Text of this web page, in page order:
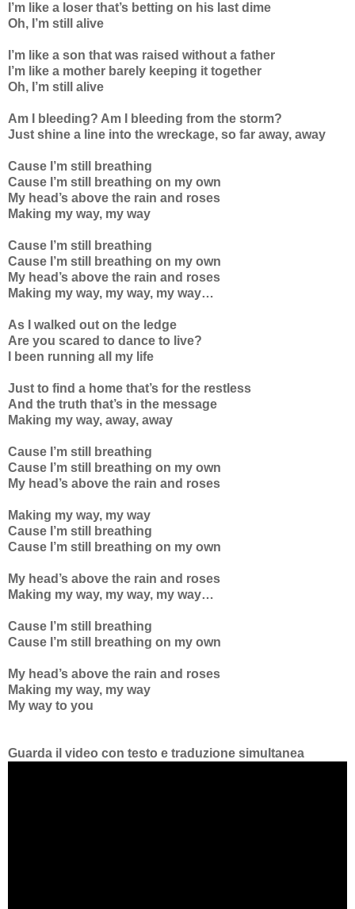
I’m like a loser that’s betting on his last dime
Oh, I’m still alive
I’m like a son that was raised without a father
I’m like a mother barely keeping it together
Oh, I’m still alive
Am I bleeding? Am I bleeding from the storm?
Just shine a line into the wreckage, so far away, away
Cause I’m still breathing
Cause I’m still breathing on my own
My head’s above the rain and roses
Making my way, my way
Cause I’m still breathing
Cause I’m still breathing on my own
My head’s above the rain and roses
Making my way, my way, my way…
As I walked out on the ledge
Are you scared to dance to live?
I been running all my life
Just to find a home that’s for the restless
And the truth that’s in the message
Making my way, away, away
Cause I’m still breathing
Cause I’m still breathing on my own
My head’s above the rain and roses
Making my way, my way
Cause I’m still breathing
Cause I’m still breathing on my own
My head’s above the rain and roses
Making my way, my way, my way…
Cause I’m still breathing
Cause I’m still breathing on my own
My head’s above the rain and roses
Making my way, my way
My way to you
Guarda il video con testo e traduzione simultanea